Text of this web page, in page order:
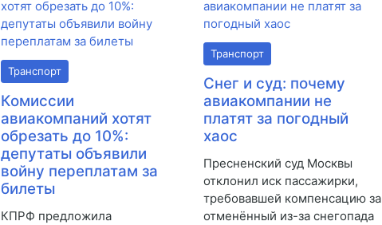
Транспорт
Комиссии
авиакомпаний хотят
обрезать до 10%:
депутаты объявили
войну переплатам за
билеты
КПРФ предложила
Транспорт
Снег и суд: почему
авиакомпании не
платят за погодный
хаос
Пресненский суд Москвы
отклонил иск пассажирки,
требовавшей компенсацию за
отменённый из-за снегопада